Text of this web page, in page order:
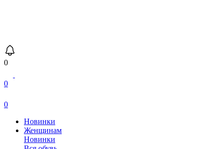
0
0
0
Новинки
Женщинам
Новинки